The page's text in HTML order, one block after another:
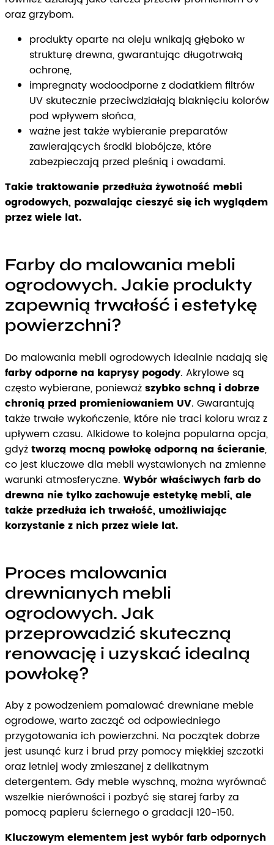
oraz grzybom.
produkty oparte na oleju wnikają głęboko w
strukturę drewna, gwarantując długotrwałą
ochronę,
impregnaty wodoodporne z dodatkiem filtrów
UV skutecznie przeciwdziałają blaknięciu kolorów
pod wpływem słońca,
ważne jest także wybieranie preparatów
zawierających środki biobójcze, które
zabezpieczają przed pleśnią i owadami.
Takie traktowanie przedłuża żywotność mebli
ogrodowych, pozwalając cieszyć się ich wyglądem
przez wiele lat.
Farby do malowania mebli
ogrodowych. Jakie produkty
zapewnią trwałość i estetykę
powierzchni?
Do malowania mebli ogrodowych idealnie nadają się
farby odporne na kaprysy pogody. Akrylowe są
często wybierane, ponieważszybko schną i dobrze
chronią przed promieniowaniem UV. Gwarantują
także trwałe wykończenie, które nie traci koloru wraz z
upływem czasu. Alkidowe to kolejna popularna opcja,
gdyżtworzą mocną powłokę odporną na ścieranie,
co jest kluczowe dla mebli wystawionych na zmienne
warunki atmosferyczne. Wybór właściwych farb do
drewna nie tylko zachowuje estetykę mebli, ale
także przedłuża ich trwałość, umożliwiając
korzystanie z nich przez wiele lat.
Proces malowania
drewnianych mebli
ogrodowych. Jak
przeprowadzić skuteczną
renowację i uzyskać idealną
powłokę?
Aby z powodzeniem pomalować drewniane meble
ogrodowe, warto zacząć od odpowiedniego
przygotowania ich powierzchni. Na początek dobrze
jest usunąć kurz i brud przy pomocy miękkiej szczotki
oraz letniej wody zmieszanej z delikatnym
detergentem. Gdy meble wyschną, można wyrównać
wszelkie nierówności i pozbyć się starej farby za
pomocą papieru ściernego o gradacji 120-150.
Kluczowym elementem jest wybór farb odpornych